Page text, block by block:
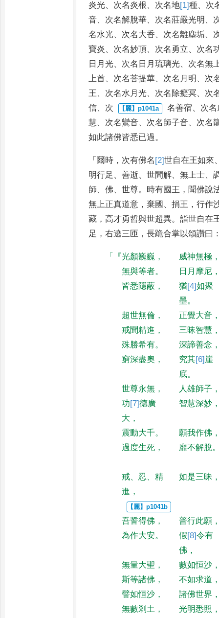
炎光、 次名炎根、 次名地[1]種、 次
音、 次名解脫華、 次名莊嚴光明 、
名水光、 次名大香、 次名離塵垢、
寶炎、 次名妙頂 、 次名勇立、 次名
日月光、 次名日月琉璃光、 次名無
上首、 次名菩提華、 次名月 明 、 次
王、 次名水月光、 次名除癡冥、 次
信、 次 名善宿、 次
慧、 次名鸞音、 次名師子音、 次名
如此諸佛皆悉已過。
「爾時 ， 次有佛名 [2]世自在王如來
明行足 、善逝、世間解、無上士、
師、佛、世尊。 時有國王 ， 聞佛說
無上正真道意 ，棄國 、捐王 ，行作
藏 ， 高才勇哲與世超異。詣世自在
足 ，右遶三匝 ，長跪合掌以頌讚曰
「『光顏巍巍 ， 威神無極
無與等者。 日月摩尼
皆悉隱蔽 ， 猶[4]如聚
墨。
超世無倫 ， 正覺大音
戒聞精進 ， 三昧智慧
殊勝希有。 深諦善念
窮深盡奧 ， 究其[6] 崖
底。
世尊永無 ， 人雄師子
功[7]德廣
大 ，
智慧深妙
震動大千。 願我作佛
過度生死 ， 靡不解脫
戒、忍、精
進 ，
如是三昧
吾誓得佛 ， 普行此願
為作大安。 假[8]令有
佛 ，
無量大聖 ， 數如恒沙
斯等諸佛 ， 不如求道
譬如恒沙 ， 諸佛世界
無數剎土 ， 光明悉照